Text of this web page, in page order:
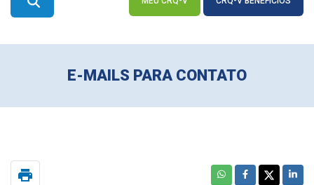
E-MAILS PARA CONTATO
print